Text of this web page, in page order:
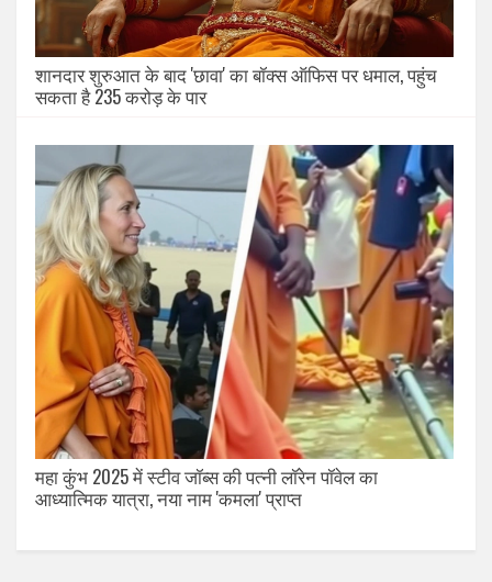
शानदार शुरुआत के बाद 'छावा' का बॉक्स ऑफिस पर धमाल, पहुंच
सकता है 235 करोड़ के पार
महा कुंभ 2025 में स्टीव जॉब्स की पत्नी लॉरेन पॉवेल का
आध्यात्मिक यात्रा, नया नाम 'कमला' प्राप्त